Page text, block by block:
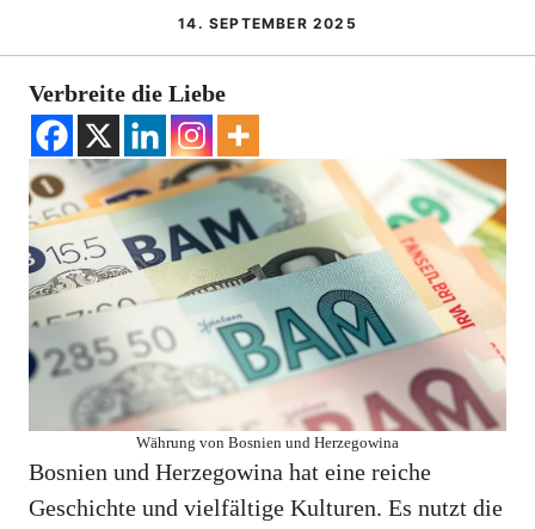
14. SEPTEMBER 2025
Verbreite die Liebe
Währung von Bosnien und Herzegowina
Bosnien und Herzegowina hat eine reiche
Geschichte und vielfältige Kulturen. Es nutzt die